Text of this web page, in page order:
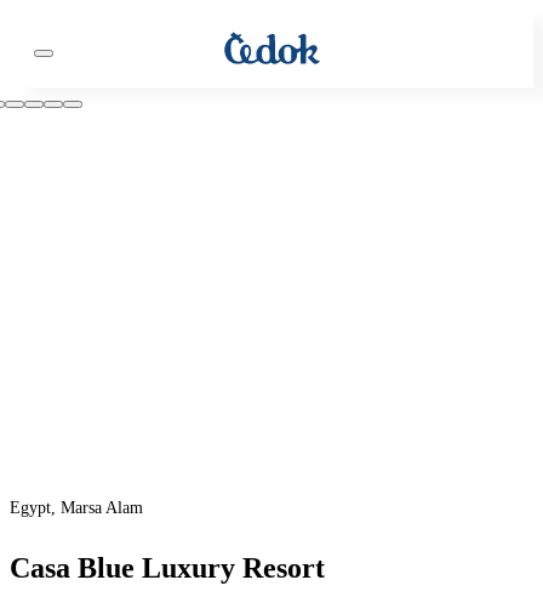
Egypt, Marsa Alam
Casa Blue Luxury Resort